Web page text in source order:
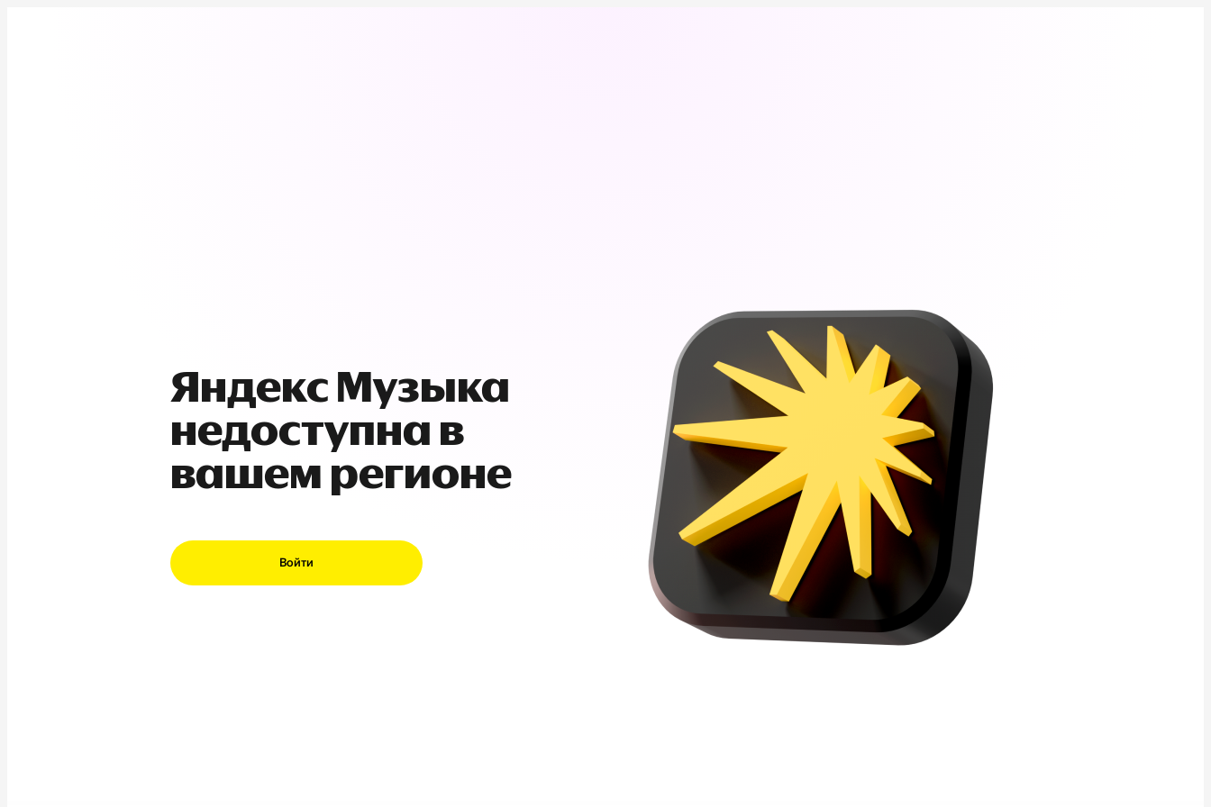
Яндекс Музыка
недоступна в
вашем регионе
Войти